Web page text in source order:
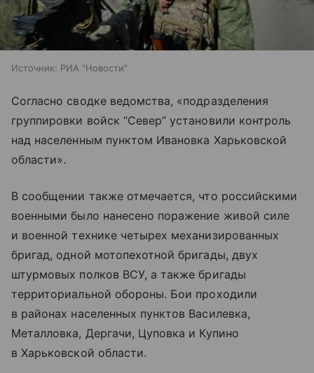
Источник: РИА "Новости"
Согласно сводке ведомства, «подразделения
группировки войск “Север” установили контроль
над населенным пунктом Ивановка Харьковской
области».
В сообщении также отмечается, что российскими
военными было нанесено поражение живой силе
и военной технике четырех механизированных
бригад, одной мотопехотной бригады, двух
штурмовых полков ВСУ, а также бригады
территориальной обороны. Бои проходили
в районах населенных пунктов Василевка,
Металловка, Дергачи, Цуповка и Купино
в Харьковской области.